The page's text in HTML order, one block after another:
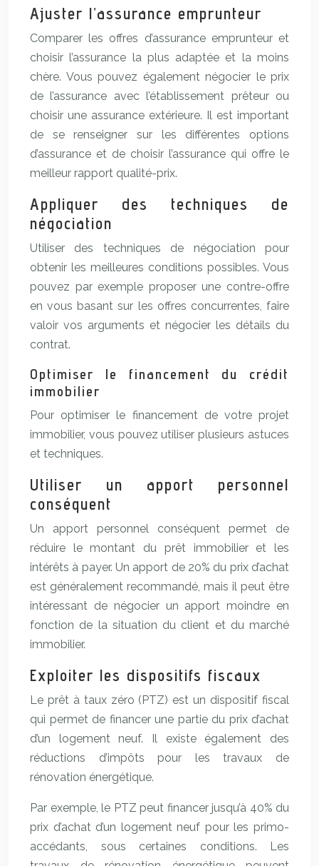
Ajuster l’assurance emprunteur
Comparer les offres d’assurance emprunteur et
choisir l’assurance la plus adaptée et la moins
chère. Vous pouvez également négocier le prix
de l’assurance avec l’établissement prêteur ou
choisir une assurance extérieure. Il est important
de se renseigner sur les différentes options
d’assurance et de choisir l’assurance qui offre le
meilleur rapport qualité-prix.
Appliquer des techniques de
négociation
Utiliser des techniques de négociation pour
obtenir les meilleures conditions possibles. Vous
pouvez par exemple proposer une contre-offre
en vous basant sur les offres concurrentes, faire
valoir vos arguments et négocier les détails du
contrat.
Optimiser le financement du crédit
immobilier
Pour optimiser le financement de votre projet
immobilier, vous pouvez utiliser plusieurs astuces
et techniques.
Utiliser un apport personnel
conséquent
Un apport personnel conséquent permet de
réduire le montant du prêt immobilier et les
intérêts à payer. Un apport de 20% du prix d’achat
est généralement recommandé, mais il peut être
intéressant de négocier un apport moindre en
fonction de la situation du client et du marché
immobilier.
Exploiter les dispositifs fiscaux
Le prêt à taux zéro (PTZ) est un dispositif fiscal
qui permet de financer une partie du prix d’achat
d’un logement neuf. Il existe également des
réductions d’impôts pour les travaux de
rénovation énergétique.
Par exemple, le PTZ peut financer jusqu’à 40% du
prix d’achat d’un logement neuf pour les primo-
accédants, sous certaines conditions. Les